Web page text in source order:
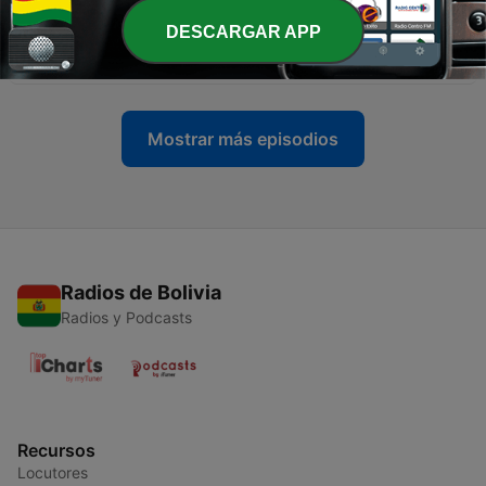
26 - Alejandro Jáuregui - T3E1
12 mayo 2021
Mostrar más episodios
Radios de Bolivia
Radios y Podcasts
Recursos
Locutores
DESCARGAR APP